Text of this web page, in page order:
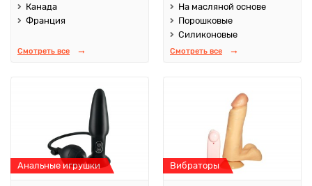
Канада
Франция
Смотреть все
На масляной основе
Порошковые
Силиконовые
Смотреть все
Анальные игрушки Вибраторы